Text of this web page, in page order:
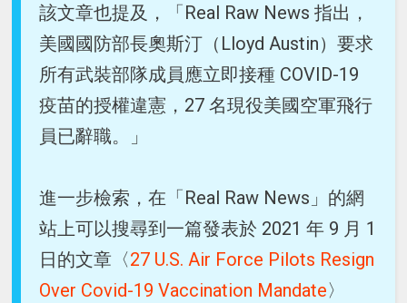
該文章也提及，「Real Raw News 指出，
美國國防部長奧斯汀（Lloyd Austin）要求
所有武裝部隊成員應立即接種 COVID-19
疫苗的授權違憲，27 名現役美國空軍飛行
員已辭職。」
進一步檢索，在「Real Raw News」的網
站上可以搜尋到一篇發表於 2021 年 9 月 1
日的文章〈27 U.S. Air Force Pilots Resign
Over Covid-19 Vaccination Mandate〉